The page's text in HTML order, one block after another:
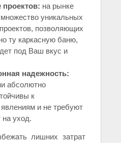
проектов: на рынке
уникальных
позволяющих
ту каркасную баню,
под Ваш вкус и
надежность:
абсолютно
к
и не требуют
на уход.
лишних затрат